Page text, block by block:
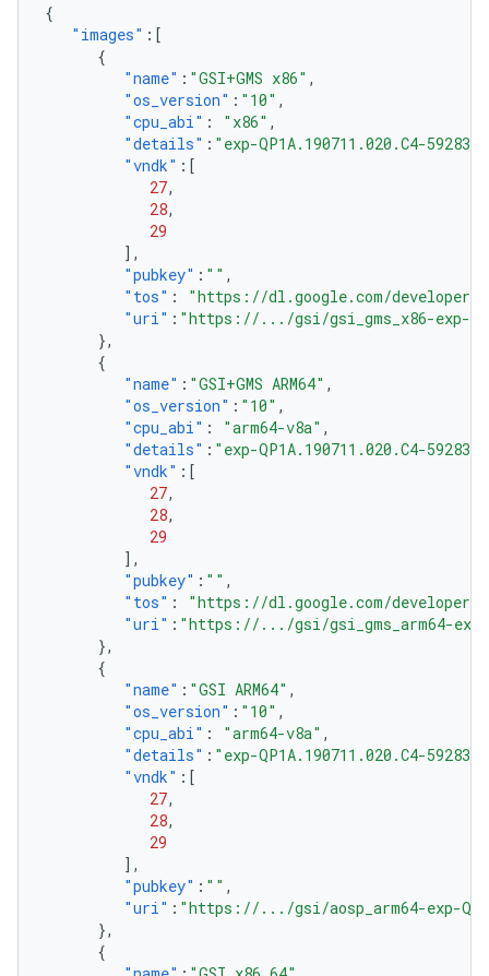
{
"images" :[
{
"name" : "GSI+GMS x86" ,
"os_version" : "10" ,
"cpu_abi" : "x86" ,
"details" : "exp-QP1A.190711.020.C4-
"vndk" :[
27,
28,
29
],
"pubkey" : "" ,
"tos" :
"https://dl.google.com/
"uri" : "https://.../gsi/gsi_gms_x86-exp-
},
{
"name" : "GSI+GMS ARM64" ,
"os_version" : "10" ,
"cpu_abi" : "arm64-v8a" ,
"details" : "exp-QP1A.190711.020.C4-
"vndk" :[
27,
28,
29
],
"pubkey" : "" ,
"tos" :
"https://dl.google.com/
"uri" : "https://.../gsi/gsi_gms_arm64-exp-
},
{
"name" : "GSI ARM64" ,
"os_version" : "10" ,
"cpu_abi" : "arm64-v8a" ,
"details" : "exp-QP1A.190711.020.C4-
"vndk" :[
27,
28,
29
],
"pubkey" : "" ,
"uri" : "https://.../gsi/aosp_arm64-exp-
},
{